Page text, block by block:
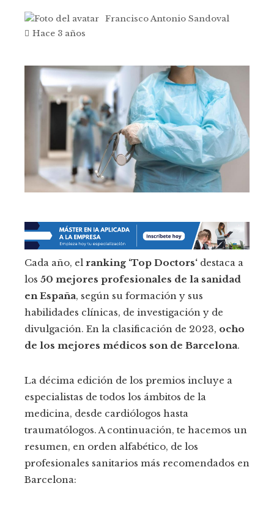
Francisco Antonio Sandoval
Hace 3 años
Cada año, el ranking ‘Top Doctors‘ destaca a
los 50 mejores profesionales de la sanidad
en España, según su formación y sus
habilidades clínicas, de investigación y de
divulgación. En la clasificación de 2023, ocho
de los mejores médicos son de Barcelona.
La décima edición de los premios incluye a
especialistas de todos los ámbitos de la
medicina, desde cardiólogos hasta
traumatólogos. A continuación, te hacemos un
resumen, en orden alfabético, de los
profesionales sanitarios más recomendados en
Barcelona: